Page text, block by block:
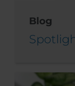
Blog